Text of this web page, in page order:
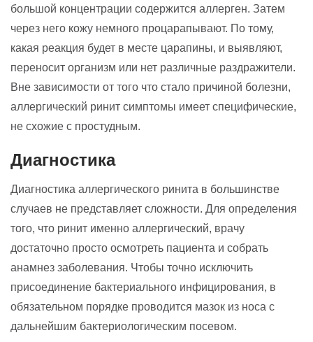
большой концентрации содержится аллерген. Затем
через него кожу немного процарапывают. По тому,
какая реакция будет в месте царапины, и выявляют,
переносит организм или нет различные раздражители.
Вне зависимости от того что стало причиной болезни,
аллергический ринит симптомы имеет специфические,
не схожие с простудным.
Диагностика
Диагностика аллергического ринита в большинстве
случаев не представляет сложности. Для определения
того, что ринит именно аллергический, врачу
достаточно просто осмотреть пациента и собрать
анамнез заболевания. Чтобы точно исключить
присоединение бактериального инфицирования, в
обязательном порядке проводится мазок из носа с
дальнейшим бактериологическим посевом.